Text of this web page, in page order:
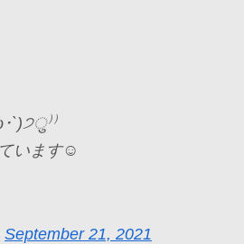
･`)੭ु⁾⁾
います☺
September 21, 2021